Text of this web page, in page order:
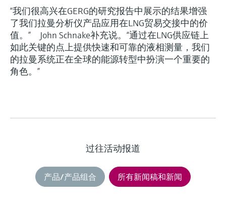
“我们很高兴在GERG的研究报告中展示的结果增强
了我们拉曼分析仪产品应用在LNG贸易交接中的价
值。” John Schnake补充说。“通过在LNG供应链上
如此关键的点上提供快速和可靠的液相测量，我们
的拉曼系统正在全球的能源转型中扮演一个重要的
角色。”
过往活动报道
产品/产品组合 所有新闻稿和新闻